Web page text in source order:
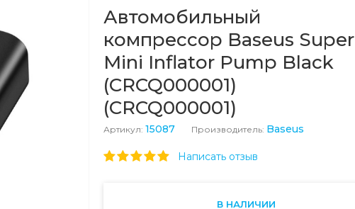
Автомобильный
компрессор Baseus Super
Mini Inflator Pump Black
(CRCQ000001)
(CRCQ000001)
Артикул: 15087 Производитель: Baseus
Написать отзыв
В НАЛИЧИИ